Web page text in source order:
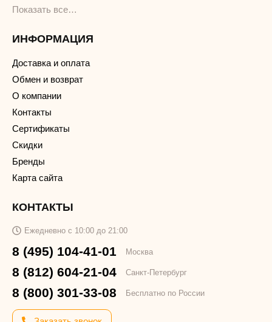
Показать все…
ИНФОРМАЦИЯ
Доставка и оплата
Обмен и возврат
О компании
Контакты
Сертификаты
Скидки
Бренды
Карта сайта
КОНТАКТЫ
Ежедневно с 10:00 до 21:00
8 (495) 104-41-01 Москва
8 (812) 604-21-04 Санкт-Петербург
8 (800) 301-33-08 Бесплатно по России